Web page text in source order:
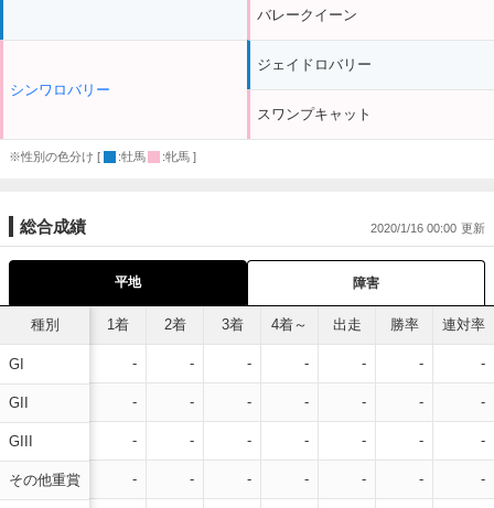
シンワロバリー
バレークイーン
ジェイドロバリー
スワンプキャット
※性別の色分け [ :牡馬 :牝馬 ]
総合成績 2020/1/16 00:00
平地 障害
種別
GI
GII
GIII
その他重賞
1着 2着 3着 4着～ 出走 勝率 連対率
- - - - - - -
- - - - - - -
- - - - - - -
- - - - - - -